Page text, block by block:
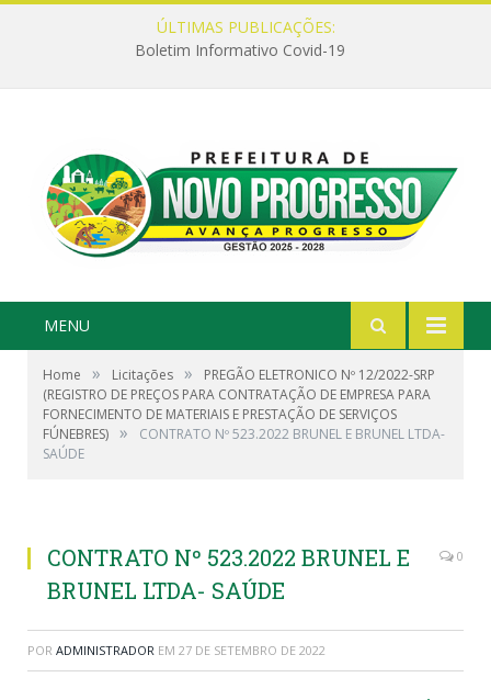
ÚLTIMAS PUBLICAÇÕES:
Boletim Informativo Covid-19
MENU
Home » Licitações »
PREGÃO ELETRONICO Nº 12/2022-SRP
(REGISTRO DE PREÇOS PARA CONTRATAÇÃO DE EMPRESA PARA
FORNECIMENTO DE MATERIAIS E PRESTAÇÃO DE SERVIÇOS
FÚNEBRES) »
CONTRATO Nº 523.2022 BRUNEL E BRUNEL LTDA-
SAÚDE
CONTRATO Nº 523.2022 BRUNEL E
BRUNEL LTDA- SAÚDE
0
POR ADMINISTRADOR EM 27 DE SETEMBRO DE 2022